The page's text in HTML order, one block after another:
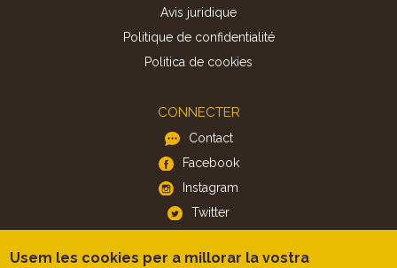
Avis juridique
Politique de confidentialité
Politica de cookies
CONNECTER
Contact
Facebook
Instagram
Twitter
APP
Usem les cookies per a millorar la vostra